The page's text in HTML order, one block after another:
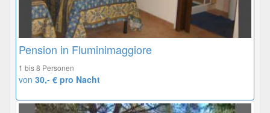
Pension in Fluminimaggiore
1 bis 8 Personen
von 30,- € pro Nacht